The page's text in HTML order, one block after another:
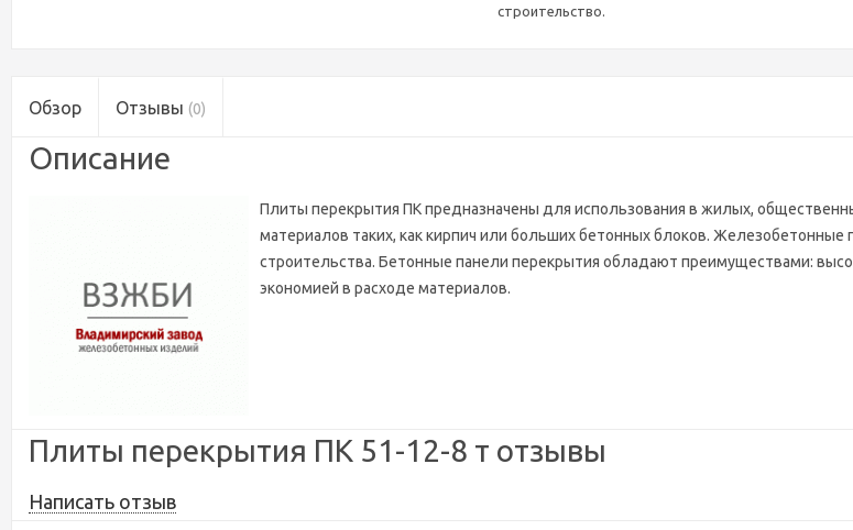
строительство.
Обзор Отзывы (0)
Описание
Плиты перекрытия ПК предназначены для использования в жилых,
материалов таких, как кирпич или больших бетонных блоков.
строительства. Бетонные панели перекрытия обладают преимуществами:
экономией в расходе материалов.
Плиты перекрытия ПК 51-12-8 т отзывы
Написать отзыв